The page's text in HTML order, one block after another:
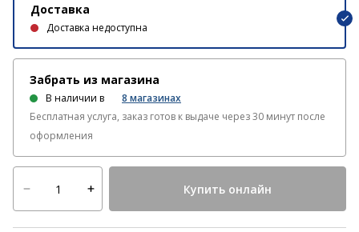
Доставка
Доставка недоступна
Забрать из магазина
В наличии в 8 магазинах
Бесплатная услуга, заказ готов к выдаче через 30 минут после
оформления
Купить онлайн